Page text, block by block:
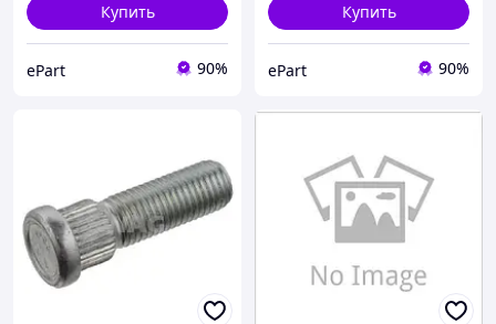
Купить
ePart 90%
Купить
ePart 90%